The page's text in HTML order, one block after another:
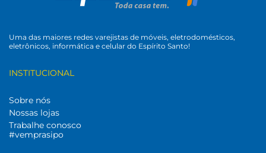
Uma das maiores redes varejistas de móveis, eletrodomésticos,
eletrônicos, informática e celular do Espírito Santo!
INSTITUCIONAL
Sobre nós
Nossas lojas
Trabalhe conosco
#vemprasipo